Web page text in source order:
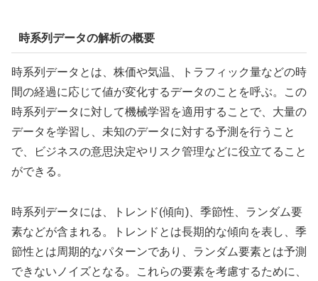
時系列データの解析の概要
時系列データとは、株価や気温、トラフィック量などの時
間の経過に応じて値が変化するデータのことを呼ぶ。この
時系列データに対して機械学習を適用することで、大量の
データを学習し、未知のデータに対する予測を行うこと
で、ビジネスの意思決定やリスク管理などに役立てること
ができる。
時系列データには、トレンド(傾向)、季節性、ランダム要
素などが含まれる。トレンドとは長期的な傾向を表し、季
節性とは周期的なパターンであり、ランダム要素とは予測
できないノイズとなる。これらの要素を考慮するために、